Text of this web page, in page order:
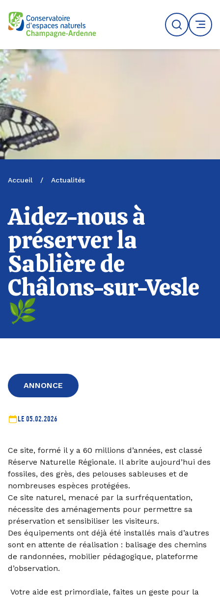
Logo du CENCA
Recherche
MENU
Accueil / Actualités
Aidez-nous à
préserver la
Sablière de
Châlons-sur-Vesle
🌿
ANNONCE
LE 05.02.2026
Ce site, formé il y a 60 millions d’années, est classé
Réserve Naturelle Régionale. Il abrite aujourd’hui des
fossiles, des grès, des pelouses sableuses et de
nombreuses espèces protégées.
Ce site naturel, menacé par la surfréquentation,
nécessite des aménagements pour permettre sa
préservation et sensibiliser les visiteurs.
Des équipements ont déjà été installés mais d’autres
sont en attente de réalisation : balisage des chemins
de randonnées, mobilier pédagogique, plateforme
d’observation.
Votre aide est primordiale, faites un geste pour la